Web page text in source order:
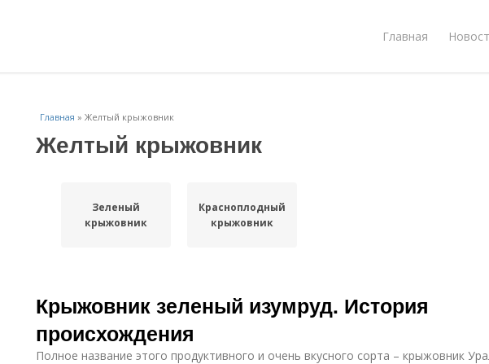
Главная
Главная » Желтый крыжовник
Желтый крыжовник
Зеленый
крыжовник
Красноплодный
крыжовник
Крыжовник зеленый изумруд. История
происхождения
Полное название этого продуктивного и очень вкусного сорта – крыжовник